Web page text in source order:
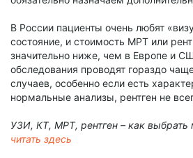
В России пациенты очень любят
состояние, и стоимость МРТ или
значительно ниже, чем в Европе и
обследования проводят гораздо
случаев, особенно если есть
нормальные анализы, рентген не
УЗИ, КТ, МРТ, рентген – как выбрать
читать здесь